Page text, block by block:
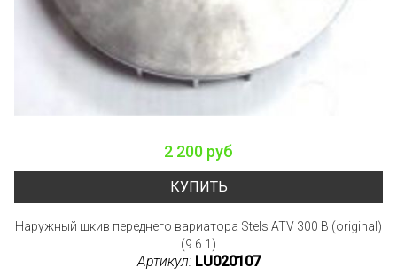
2 200 руб
КУПИТЬ
Наружный шкив переднего вариатора Stels ATV 300 B (original)
(9.6.1)
Артикул: LU020107